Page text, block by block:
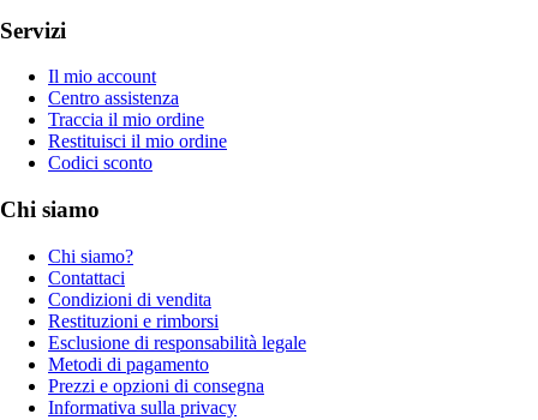
Servizi
Il mio account
Centro assistenza
Traccia il mio ordine
Restituisci il mio ordine
Codici sconto
Chi siamo
Chi siamo?
Contattaci
Condizioni di vendita
Restituzioni e rimborsi
Esclusione di responsabilità legale
Metodi di pagamento
Prezzi e opzioni di consegna
Informativa sulla privacy